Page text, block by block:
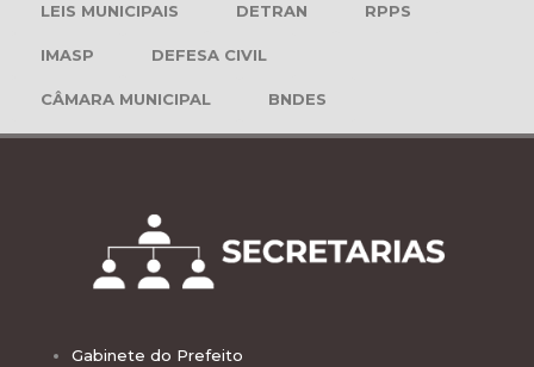
LEIS MUNICIPAIS DETRAN RPPS
IMASP DEFESA CIVIL
CÂMARA MUNICIPAL BNDES
Gabinete do Prefeito